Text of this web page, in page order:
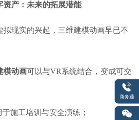
资产：未来的拓展潜能
拟现实的兴起，三维建模动画早已不
模动画可以与VR系统结合，变成可交
施工培训与安全演练；
商务通